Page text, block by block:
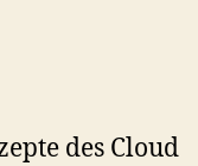
des Cloud